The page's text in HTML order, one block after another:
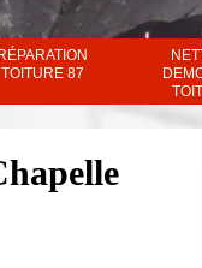
RÉPARATION
TOITURE 87